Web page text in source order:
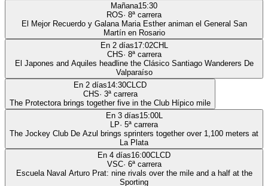
Mañana15:30
ROS· 8ª carrera
El Mejor Recuerdo y Galana Maria Esther animan el General San
Martín en Rosario
En 2 días17:02CHL
CHS· 8ª carrera
El Japones and Aquiles headline the Clásico Santiago Wanderers De
Valparaíso
En 2 días14:30CLCD
CHS· 3ª carrera
The Protectora brings together five in the Club Hípico mile
En 3 días15:00L
LP· 5ª carrera
The Jockey Club De Azul brings sprinters together over 1,100 meters at
La Plata
En 4 días16:00CLCD
VSC· 6ª carrera
Escuela Naval Arturo Prat: nine rivals over the mile and a half at the
Sporting